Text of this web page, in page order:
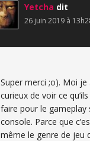
Yetcha dit
26 juin 2019 à
Super merci ;o). Moi je
curieux de voir ce
faire pour le gameplay
console. Parce que
même le genre de jeu